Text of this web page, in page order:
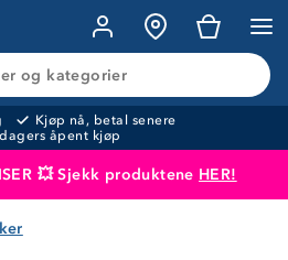
og kategorier
Kjøp nå, betal senere
åpent kjøp
💥 Sjekk produktene HER!
i handlekurven